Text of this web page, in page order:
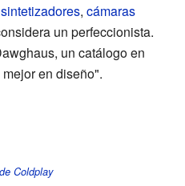
sintetizadores, cámaras
un perfeccionista.
un catálogo en
en diseño".
Coldplay